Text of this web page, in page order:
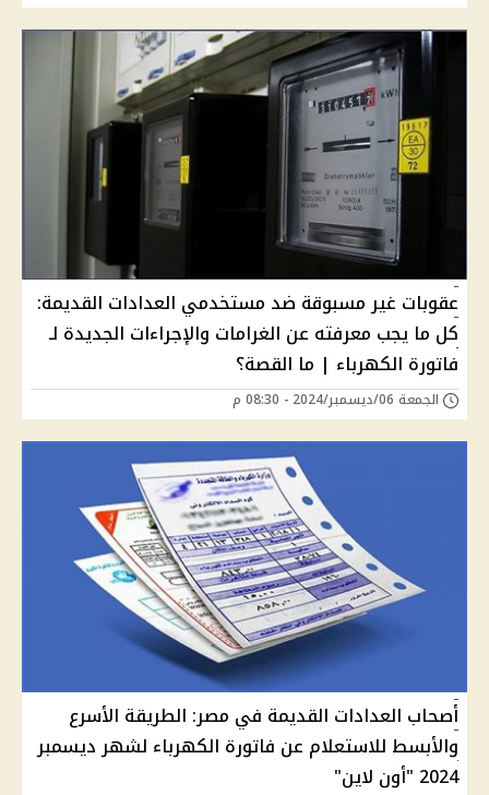
عقوبات غير مسبوقة ضد مستخدمي العدادات القديمة:
كل ما يجب معرفته عن الغرامات والإجراءات الجديدة لـ
فاتورة الكهرباء | ما القصة؟
الجمعة 06/ديسمبر/2024 - 08:30 م
أصحاب العدادات القديمة في مصر: الطريقة الأسرع
والأبسط للاستعلام عن فاتورة الكهرباء لشهر ديسمبر
2024 "أون لاين"